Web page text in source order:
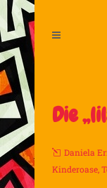
Die
Daniela
Kinderoase,